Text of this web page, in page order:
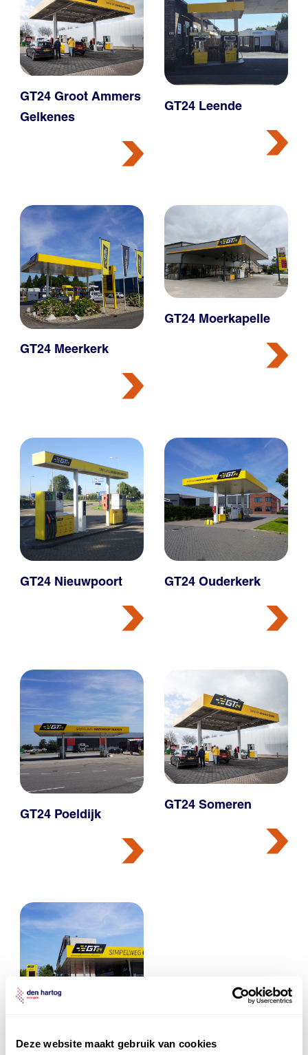
Deze website maakt gebruik van cookies
GT24 Groot Ammers
Gelkenes
GT24 Leende
GT24 Meerkerk
GT24 Moerkapelle
GT24 Nieuwpoort GT24 Ouderkerk
GT24 Poeldijk
GT24 Someren
GT24 Vianen